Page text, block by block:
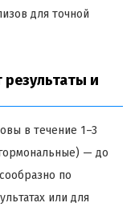
для точной
и
в течение 1–3
— до
по
или для